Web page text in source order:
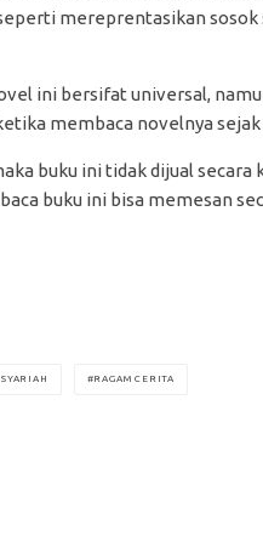
mereprentasikan
ini bersifat universal,
membaca novelnya
buku ini tidak dijual secara
buku ini bisa memesan
RAGAM CERITA